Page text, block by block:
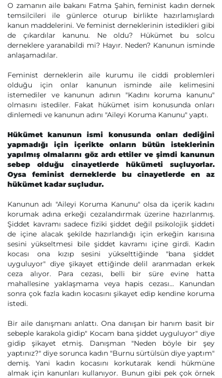
O zamanın aile bakanı Fatma Şahin, feminist kadın dernek
temsilcileri ile günlerce oturup birlikte hazırlamışlardı
kanun maddelerini. Ve feminist derneklerinin istedikleri gibi
de çıkardılar kanunu. Ne oldu? Hükümet bu solcu
derneklere yaranabildi mi? Hayır. Neden? Kanunun isminde
anlaşamadılar.
Feminist derneklerin aile kurumu ile ciddi problemleri
olduğu için onlar kanunun isminde aile kelimesini
istemediler ve kanunun adının "Kadını koruma kanunu"
olmasını istediler. Fakat hükümet isim konusunda onları
dinlemedi ve kanunun adını "Aileyi Koruma Kanunu" yaptı.
Hükümet kanunun ismi konusunda onları dediğini
yapmadığı için içerikte onların bütün isteklerinin
yapılmış olmalarını göz ardı ettiler ve şimdi kanunun
sebep olduğu cinayetlerde hükümeti suçluyorlar.
Oysa feminist derneklerde bu cinayetlerde en az
hükümet kadar suçludur.
Kanunun adı "Aileyi Koruma Kanunu" olsa da içerik kadını
korumak adına erkeği cezalandırmak üzerine hazırlanmış.
Şiddet kavramı sadece fiziki şiddet değil psikolojik şiddeti
de içine alacak şekilde hazırlandığı için erkeğin karısına
sesini yükseltmesi bile şiddet kavramı içine girdi. Kadın
kocası ona kızıp sesini yükselttiğinde "bana şiddet
uyguluyor" diye şikayet ettiğinde delil aranmadan erkek
ceza alıyor. Para cezası, belli bir süre evine hatta
mahallesine yaklaşmama veya hapis cezası... Kanundan
sonra çok fazla kadın kocasını şikayet edip kendine koruma
istedi.
Bir aile danışmanı anlattı. Ona danışan bir hanım basit bir
sebeple karakola gidip" Kocam bana şiddet uyguluyor" diye
gidip şikayet etmiş. Danışman "Neden böyle bir şey
yaptınız?" diye sorunca kadın "Burnu sürtülsün diye yaptım"
demiş. Yani kadın kocasını korkutarak kendi hükmüne
almak için kanunları kullanıyor. Bunun gibi pek çok örnek